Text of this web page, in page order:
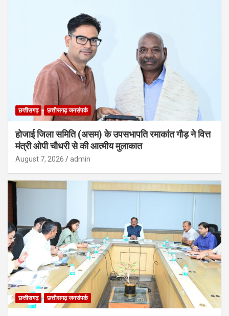
छत्तीसगढ़ छत्तीसगढ़ जनसंपर्क
होजाई जिला समिति (असम) के उपसभापति रमाकांत गौड़ ने वित्त
मंत्री ओपी चौधरी से की आत्मीय मुलाकात
August 7, 2026 admin
छत्तीसगढ़ छत्तीसगढ़ जनसंपर्क